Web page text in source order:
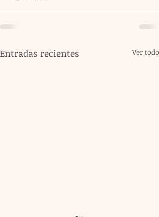
Entradas recientes Ver todo